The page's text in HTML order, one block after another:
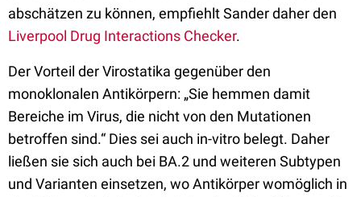
abschätzen zu können, empfiehlt Sander daher den
Liverpool Drug Interactions Checker.
Der Vorteil der Virostatika gegenüber den
monoklonalen Antikörpern: „Sie hemmen damit
Bereiche im Virus, die nicht von den Mutationen
betroffen sind.“ Dies sei auch in-vitro belegt. Daher
ließen sie sich auch bei BA.2 und weiteren Subtypen
und Varianten einsetzen, wo Antikörper womöglich in